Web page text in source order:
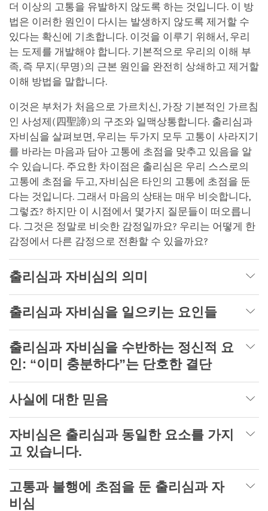
더 이상의 고통을 유발하지 않도록 하는 것입니다. 이 방
법은 이러한 원인이 다시는 발생하지 않도록 제거할 수
있다는 확신에 기초합니다. 이것을 이루기 위해서, 우리
는 도제를 개발해야 합니다. 기본적으로 우리의 이해 부
족, 즉 무지(무명)의 근본 원인을 완전히 상쇄하고 제거할
이해 방법을 말합니다.
이것은 부처가 처음으로 가르치신, 가장 기본적인 가르침
인 사성제(四聖諦)의 구조와 일맥상통합니다. 출리심과
자비심을 살펴보면, 우리는 두가지 모두 고통이 사라지기
를 바라는 마음과 담아 고통에 초점을 맞추고 있음을 알
수 있습니다. 주요한 차이점은 출리심은 우리 스스로의
고통에 초점을 두고, 자비심은 타인의 고통에 초점을 둔
다는 것입니다. 그래서 마음의 상태는 매우 비슷합니다,
그렇죠? 하지만 이 시점에서 몇가지 질문들이 떠오릅니
다. 그것은 정말로 비슷한 감정일까요? 우리는 어떻게 한
감정에서 다른 감정으로 전환할 수 있을까요?
출리심과 자비심의 의미
출리심과 자비심을 일으키는 요인들
출리심과 자비심을 수반하는 정신적 요
인: “이미 충분하다”는 단호한 결단
사실에 대한 믿음
자비심은 출리심과 동일한 요소를 가지
고 있습니다.
고통과 불행에 초점을 둔 출리심과 자
비심